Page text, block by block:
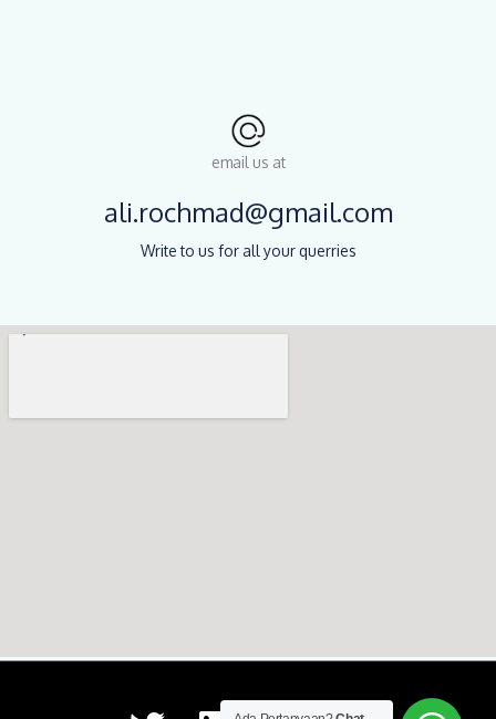
email us at
ali.rochmad@gmail.com
Write to us for all your querries